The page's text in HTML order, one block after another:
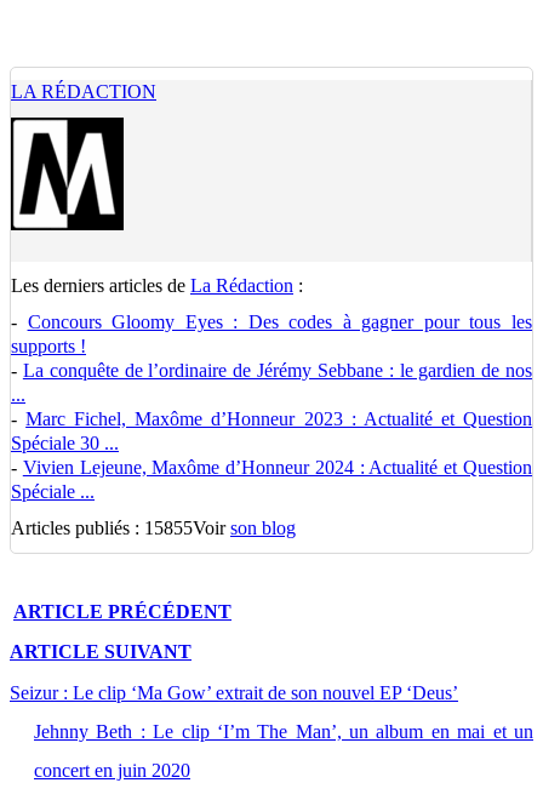
LA RÉDACTION
Les derniers articles de La Rédaction :
- Concours Gloomy Eyes : Des codes à gagner pour tous les
supports !
- La conquête de l’ordinaire de Jérémy Sebbane : le gardien de nos
...
-Marc Fichel, Maxôme d’Honneur 2023 : Actualité et Question
Spéciale 30 ...
- Vivien Lejeune, Maxôme d’Honneur 2024 : Actualité et Question
Spéciale ...
Articles publiés : 15855Voirson blog
ARTICLE PRÉCÉDENT
ARTICLE SUIVANT
Seizur : Le clip ‘Ma Gow’ extrait de son nouvel EP ‘Deus’
Jehnny Beth : Le clip ‘I’m The Man’, un album en mai et un
concert en juin 2020